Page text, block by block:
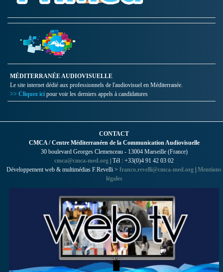
MÉDITERRANÉE AUDIOVISUELLE
Le site internet dédié aux professionnels de l'audiovisuel en Méditerranée.
>> Cliquez ici pour voir les derniers appels à candidatures
CONTACT
CMCA / Centre Méditerranéen de la Communication Audiovisuelle
30 boulevard Georges Clemenceau - 13004 Marseille (France)
cmca@cmca-med.org | Tél : +33(0)4 91 42 03 02
Développement web & multimédias F.Revelli > franco.revelli@cmca-med.org | Mentions
légales